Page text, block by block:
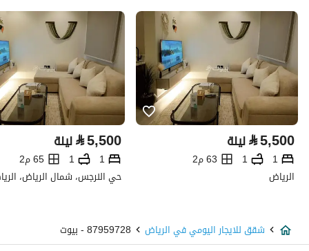
⃁5,500 ليلة
1
1
63 م2
الرياض
⃁5,500 ليلة
1
1
65 م2
حي النرجس، شمال الرياض،
شقق للايجار اليومي في الرياض 87959728 - بيوت